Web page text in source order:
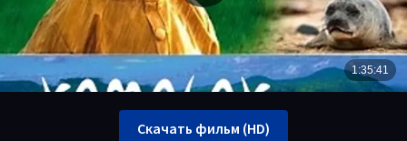
Скачать фильм (HD)